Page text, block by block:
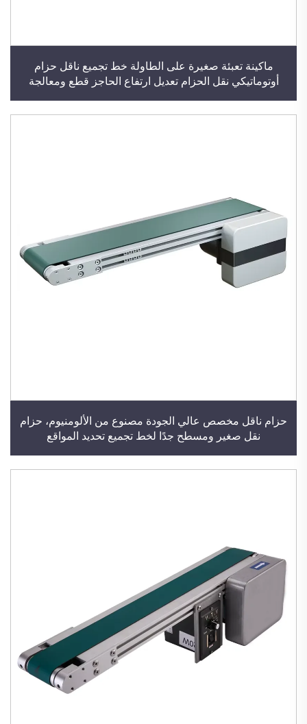
ماكينة تعبئة صغيرة على الطاولة خط تجميع ناقل حزام
أوتوماتيكي نقل الحزام تعديل ارتفاع الحاجز قطع ومعالجة
حزام ناقل مخصص عالي الجودة مصنوع من الألومنيوم، حزام
نقل صغير ومسطح جدًا لخط تجميع تحديد المواقع